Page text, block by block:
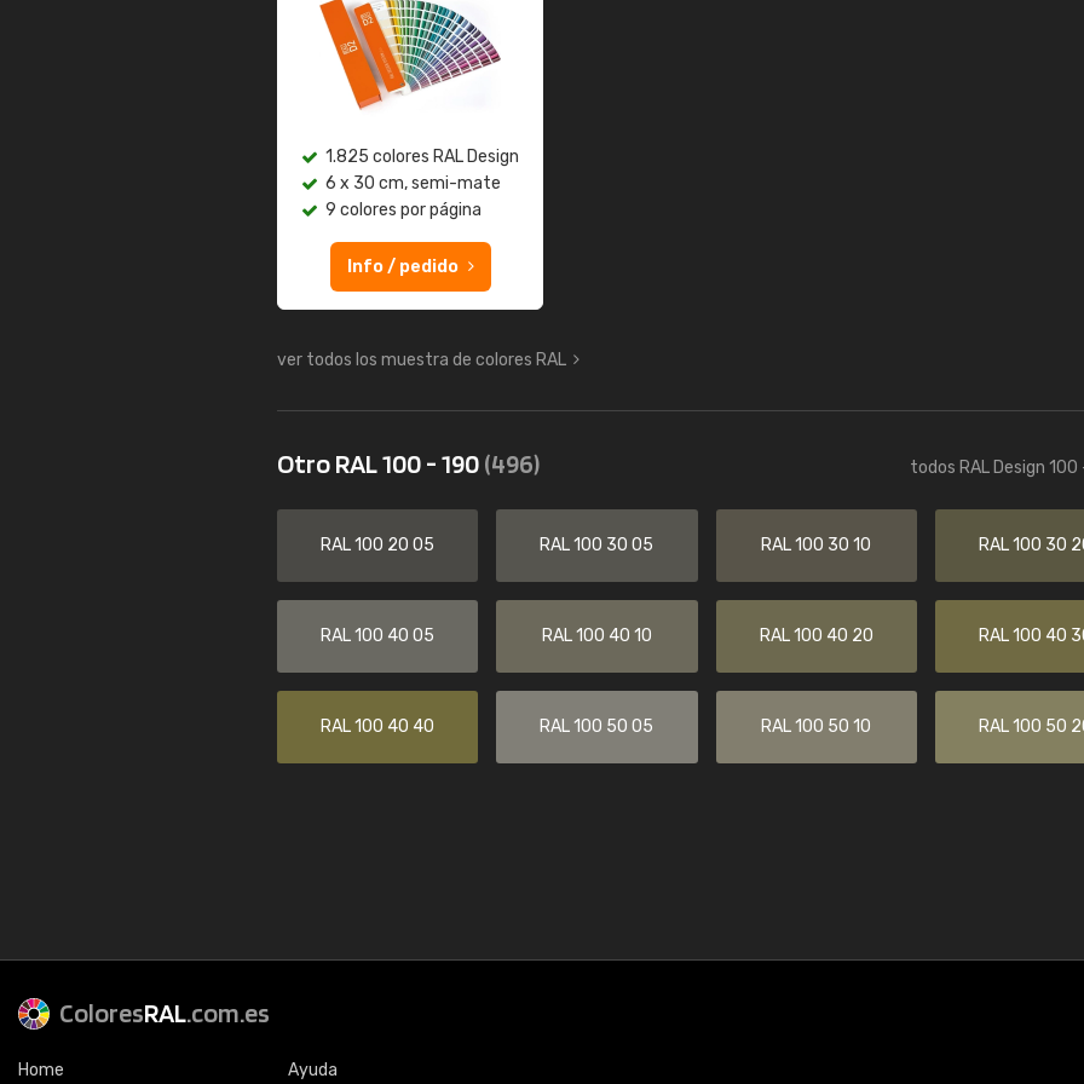
1.825 colores RAL Design
6 x 30 cm, semi-mate
9 colores por página
Info / pedido
ver todos los muestra de colores RAL
Otro RAL 100 - 190(496) todos RAL Design 100
RAL 100 20 05 RAL 100 30 05 RAL 100 30 10 RAL 100 30
RAL 100 40 05 RAL 100 40 10 RAL 100 40 20 RAL 100 40
RAL 100 40 40 RAL 100 50 05 RAL 100 50 10 RAL 100 50
ColoresRAL.com.es
Home Ayuda